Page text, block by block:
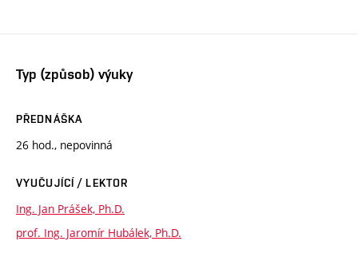
Typ (způsob) výuky
PŘEDNÁŠKA
26 hod., nepovinná
VYUČUJÍCÍ / LEKTOR
Ing. Jan Prášek, Ph.D.
prof. Ing. Jaromír Hubálek, Ph.D.